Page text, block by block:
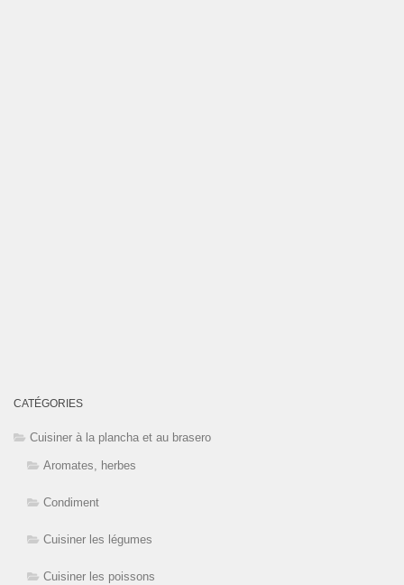
CATÉGORIES
Cuisiner à la plancha et au brasero
Aromates, herbes
Condiment
Cuisiner les légumes
Cuisiner les poissons